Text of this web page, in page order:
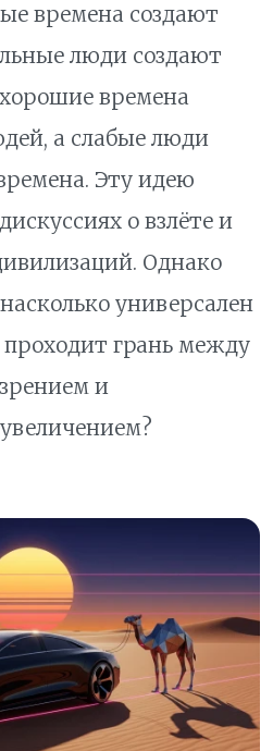
времена создают
люди создают
времена
а слабые люди
Эту идею
о взлёте и
Однако
универсален
проходит грань между
и